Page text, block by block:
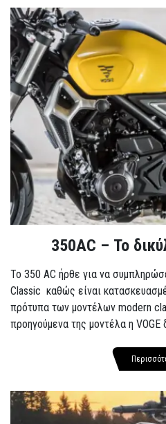
350AC – Το
To 350 AC ήρθε για να
Classic καθώς είναι
πρότυπα των μοντέλων modern
προηγούμενα της μοντέλα η VOGE